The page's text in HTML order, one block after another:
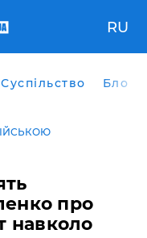
RU
Суспільство Блоги
про
навколо